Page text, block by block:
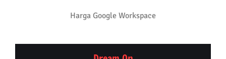
Harga Google Workspace